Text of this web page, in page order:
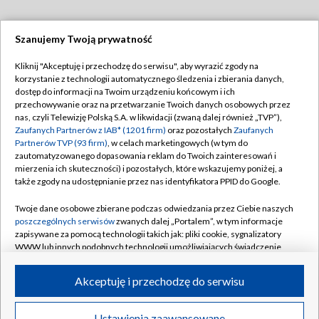
TVP
Abonament TVP
Emisja w TVP
Centrum informacji TVP
Naziemna Telewizja Cyfrowa
Rada Programowa
System NOS
Informacje o nadawcy
Program dla prasy
Regulamin TVP
Polityka prywatności
Moje zgody
Pomoc
Kontakt
Kanały
©2026 Telewizja Polska S.A. w likwidacji
Szanujemy Twoją prywatność
Kliknij "Akceptuję i przechodzę do serwisu", aby wyrazić zgody na
korzystanie z technologii automatycznego śledzenia i zbierania danych,
dostęp do informacji na Twoim urządzeniu końcowym i ich
przechowywanie oraz na przetwarzanie Twoich danych osobowych przez
nas, czyli Telewizję Polską S.A. w likwidacji (zwaną dalej również „TVP”),
Zaufanych Partnerów z IAB* (1201 firm) oraz pozostałych Zaufanych
Partnerów TVP (93 firm), w celach marketingowych (w tym do
zautomatyzowanego dopasowania reklam do Twoich zainteresowań i
mierzenia ich skuteczności) i pozostałych, które wskazujemy poniżej, a
także zgody na udostępnianie przez nas identyfikatora PPID do Google.
Twoje dane osobowe zbierane podczas odwiedzania przez Ciebie naszych
poszczególnych serwisówzwanych dalej „Portalem”, w tym informacje
zapisywane za pomocą technologii takich jak: pliki cookie, sygnalizatory
WWW lub innych podobnych technologii umożliwiających świadczenie
ruchu w Internecie.
Twoje dane osobowe zbierane podczas odwiedzania przez Ciebie
Akceptuję i przechodzę do serwisu